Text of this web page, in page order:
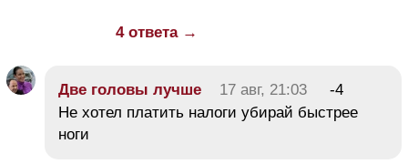
4 ответа →
Две головы лучше 17 авг, 21:03
-4
Не хотел платить налоги убирай быстрее
ноги